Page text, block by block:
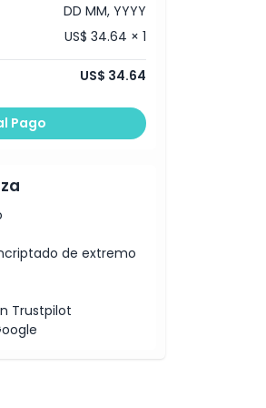
DD MM, YYYY
US$ 34.64 × 1
US$ 34.64
Pago
de extremo
Trustpilot